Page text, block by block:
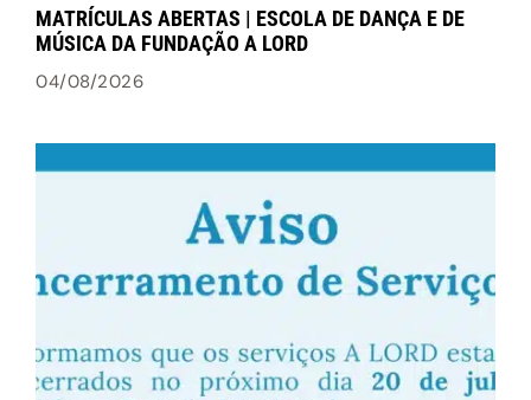
MATRÍCULAS ABERTAS | ESCOLA DE DANÇA E DE
MÚSICA DA FUNDAÇÃO A LORD
04/08/2026